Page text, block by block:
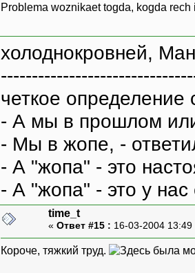
Problema woznikaet togda, kogda rech
холоднокровней,
четкое
- А мы в прошлом
- Мы в жопе, -
- А "жопа" - это
- А "жопа" - это у
time_t
« Ответ #15 : 16-03-2004
Короче, тяжкий труд.